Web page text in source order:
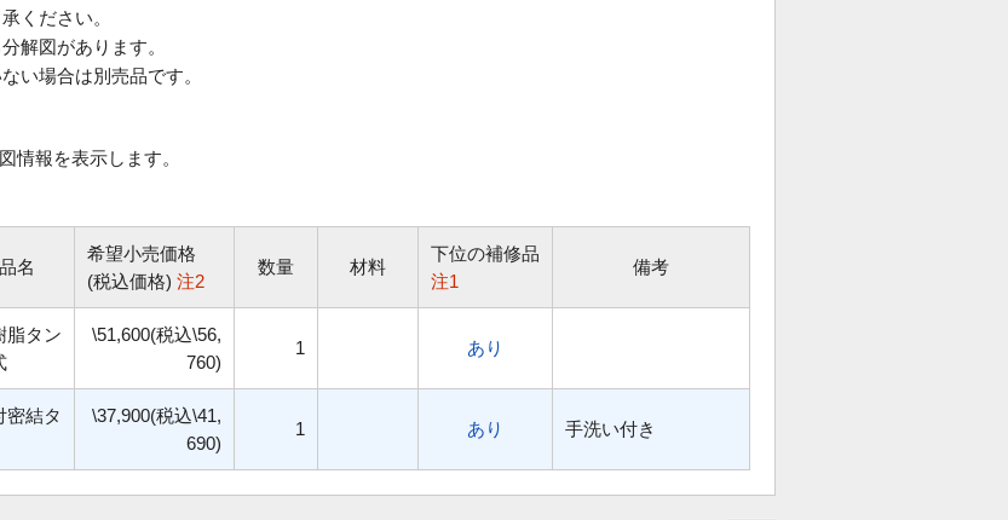
ください。
分解図があります。
い場合は別売品です。
情報を表示します。
名
希望小売価格
(税込価格) 注2
数量 材料
下位の補修品
注1
備考
脂タン
\51,600(税込\56,
760)
1 あり
密結タ
\37,900(税込\41,
690)
1 あり 手洗い付き